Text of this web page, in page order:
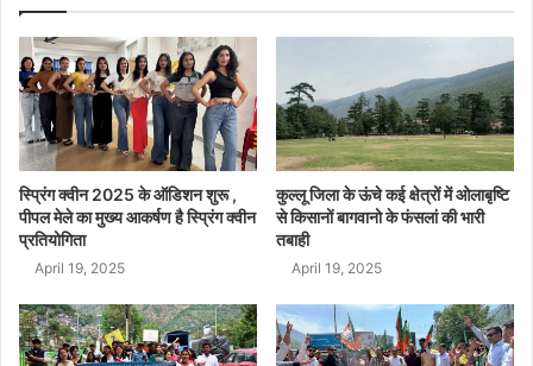
स्प्रिंग क्वीन 2025 के ऑडिशन शुरू ,
पीपल मेले का मुख्य आकर्षण है स्प्रिंग क्वीन
प्रतियोगिता
April 19, 2025
कुल्लू जिला के ऊंचे कई क्षेत्रों में ओलाबृष्टि
से किसानों बागवानो के फंसलां की भारी
तबाही
April 19, 2025